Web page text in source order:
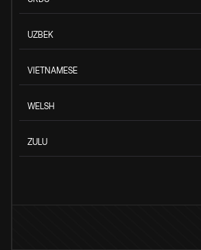
UZBEK
VIETNAMESE
WELSH
ZULU